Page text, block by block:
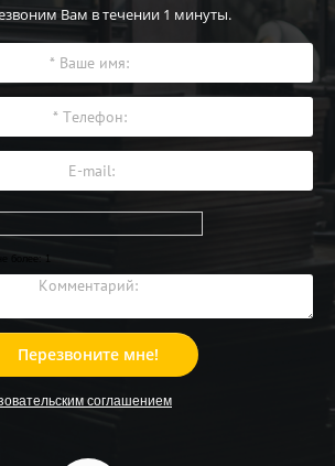
Вам в течении 1 минуты.
не более: 1
Перезвоните мне!
соглашением